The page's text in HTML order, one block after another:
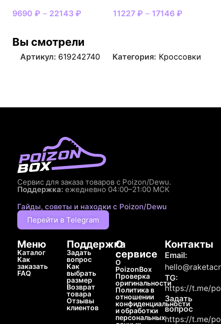
9690 ₽ – 22143 ₽ 11227 ₽ – 17146 ₽
Вы смотрели
Артикул: 619242740 Категория: Кроссовки
Сервис для заказа товаров с Poizon/Dewu.
Поддержка: ежедневно 04:00–21:00 МСК
Гайды, советы и находки с Poizon/Dewu
Перейти в Telegram
Меню
Каталог
Как
заказать
FAQ
Поддержка
Задать
вопрос
Как
выбрать
размер
Возврат
товара
Отзывы
клиентов
О
сервисе
О
PoizonBox
Проверка
оригинальности
Политика в
отношении
конфиденциальности
и обработки
персональных
Контакты
Email:
TG:
https://t.me/
Задать
вопрос
https://t.me/